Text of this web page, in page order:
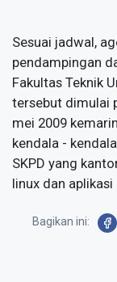
Sesuai jadwal,
pendampingan
Fakultas Teknik
tersebut dimulai
mei 2009
kendala -
SKPD yang
linux dan aplikasi
Bagikan ini: